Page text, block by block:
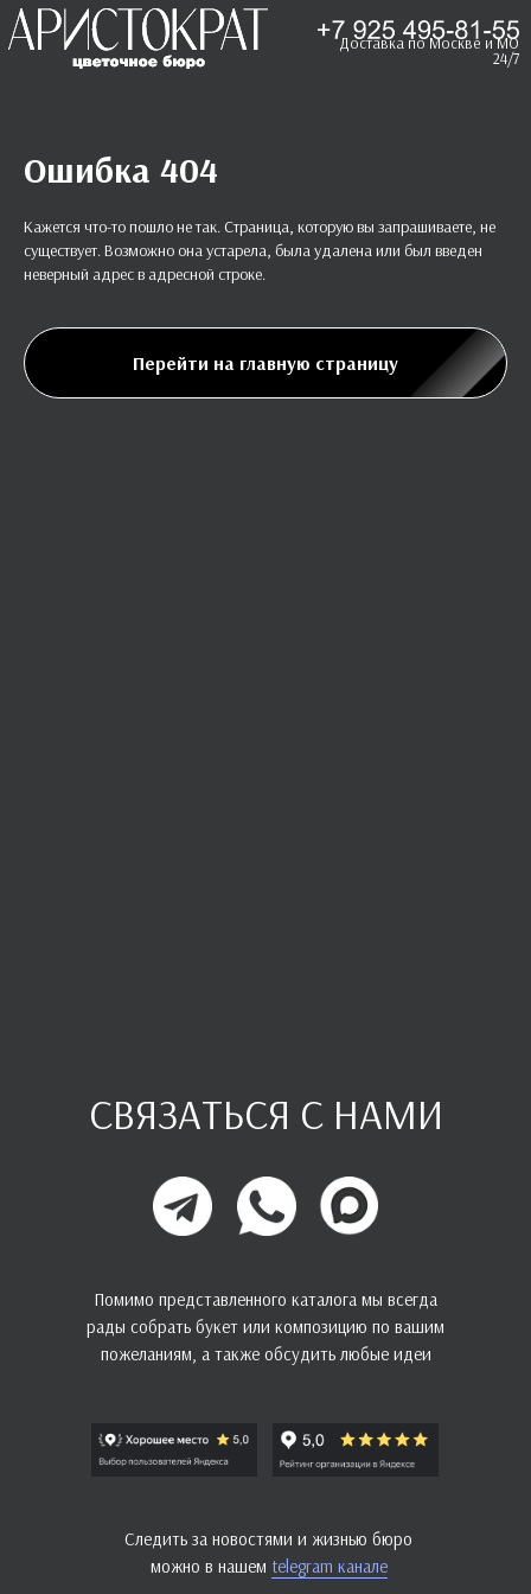
Доставка по Москве и МО
24/7
Ошибка 404
Кажется что-то пошло не так. Страница, которую вы запрашиваете, не
существует. Возможно она устарела, была удалена или был введен
неверный адрес в адресной строке.
Перейти на главную страницу
СВЯЗАТЬСЯ С НАМИ
Помимо представленного каталога мы всегда
рады собрать букет или композицию по вашим
пожеланиям, а также обсудить любые идеи
Следить за новостями и жизнью бюро
можно в нашем telegram канале